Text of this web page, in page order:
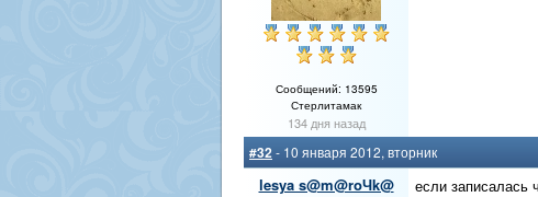
Сообщений: 13595
Стерлитамак
134 дня назад
#32- 10 января 2012, вторник
lesya s@m@roЧk@
если записалась